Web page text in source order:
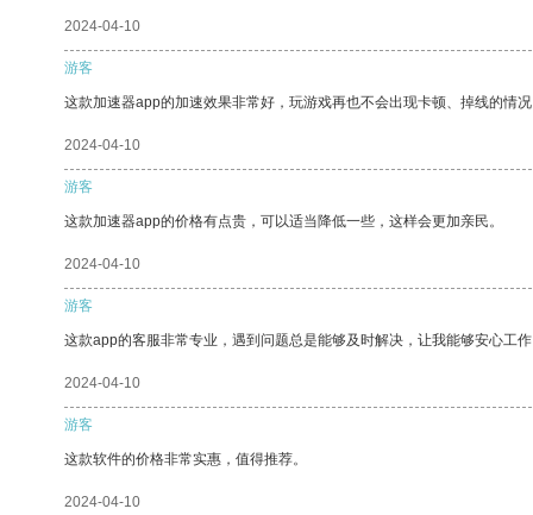
2024-04-10
游客
这款加速器app的加速效果非常好，玩游戏再也不会出现卡顿、掉线的情
2024-04-10
游客
这款加速器app的价格有点贵，可以适当降低一些，这样会更加亲民。
2024-04-10
游客
这款app的客服非常专业，遇到问题总是能够及时解决，让我能够安心工
2024-04-10
游客
这款软件的价格非常实惠，值得推荐。
2024-04-10